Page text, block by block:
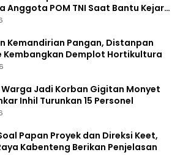
Anggota POM TNI Saat Bantu Kejar
Kemandirian Pangan, Distanpan
Kembangkan Demplot Hortikultura
Jadi Korban Gigitan Monyet
Inhil Turunkan 15 Personel
Papan Proyek dan Direksi Keet,
Kabenteng Berikan Penjelasan